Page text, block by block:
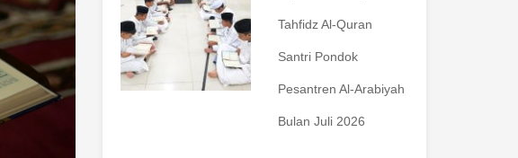
Tahfidz Al-Quran
Santri Pondok
Pesantren Al-Arabiyah
Bulan Juli 2026